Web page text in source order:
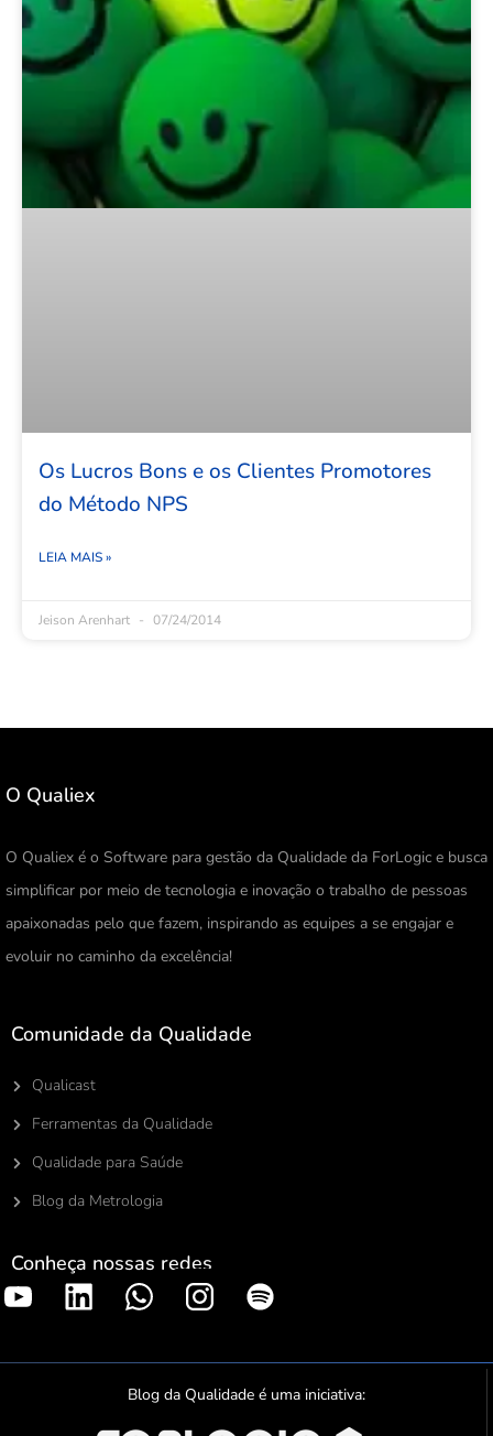
Os Lucros Bons e os Clientes Promotores
do Método NPS
LEIA MAIS »
Jeison Arenhart 07/24/2014
O Qualiex
O Qualiex é o Software para gestão da Qualidade da ForLogic e busca
simplificar por meio de tecnologia e inovação o trabalho de pessoas
apaixonadas pelo que fazem, inspirando as equipes a se engajar e
evoluir no caminho da excelência!
Comunidade da Qualidade
Qualicast
Ferramentas da Qualidade
Qualidade para Saúde
Blog da Metrologia
Conheça nossas redes
S
o
t
i
Blog da Qualidade é uma iniciativa: